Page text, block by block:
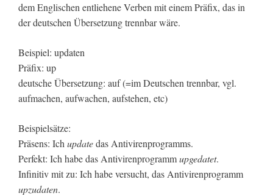
dem Englischen entliehene Verben mit einem Präfix, das in
der deutschen Übersetzung trennbar wäre.
Beispiel: updaten
Präfix: up
deutsche Übersetzung: auf (=im Deutschen trennbar, vgl.
aufmachen, aufwachen, aufstehen, etc)
Beispielsätze:
Präsens: Ich updatedas Antivirenprogramms.
Perfekt: Ich habe das Antivirenprogrammupgedatet.
Infinitiv mit zu: Ich habe versucht, das Antivirenprogramm
upzudaten.